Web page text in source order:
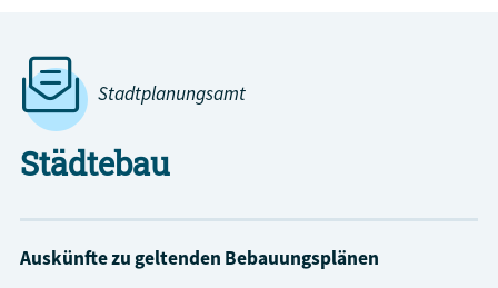
Stadtplanungsamt
Städtebau
Auskünfte zu geltenden Bebauungsplänen